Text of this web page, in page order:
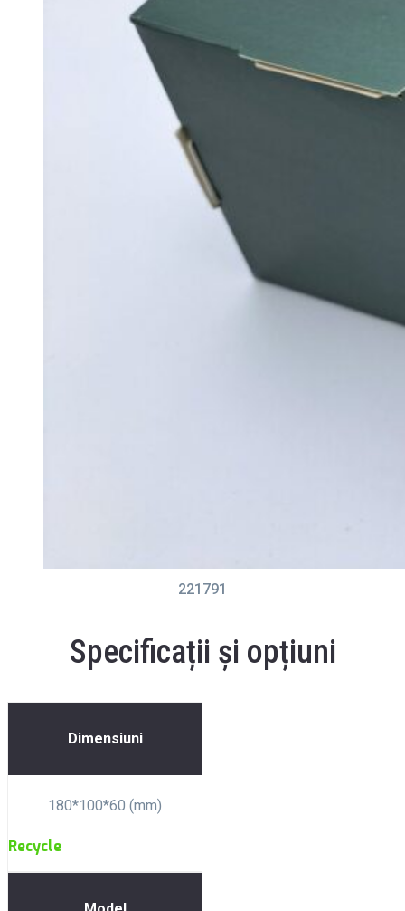
221791
Specificații și opțiuni
Dimensiuni
180*100*60 (mm)
Recycle